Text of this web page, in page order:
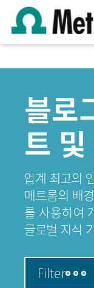
블로
트
업계 최고의
메트롬의 배
를 사용하여
글로벌 지식
Filter